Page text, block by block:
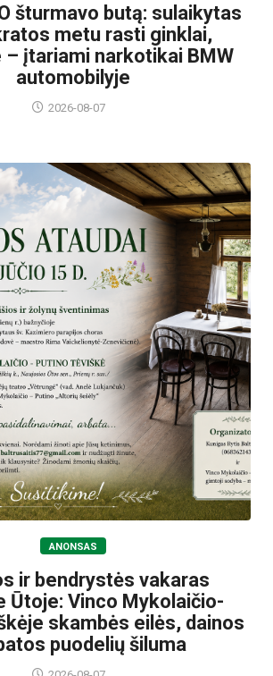
šturmavo butą: sulaikytas
metu rasti ginklai,
– įtariami narkotikai BMW
automobilyje
2026-08-07
ANONSAS
ir bendrystės vakaras
Ūtoje: Vinco Mykolaičio-
skambės eilės, dainos
puodelių šiluma